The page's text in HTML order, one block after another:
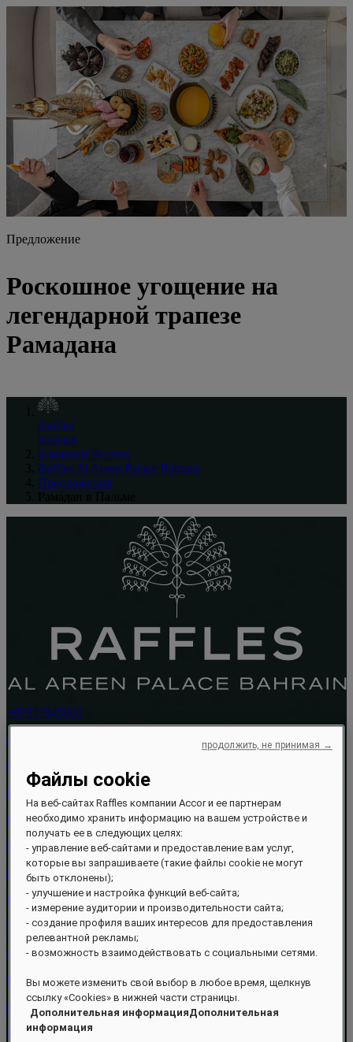
Предложение
Роскошное угощение на
легендарной трапезе
Рамадана
Raffles
Russian
Ближний Восток
Raffles Al Areen Palace Bahrain
Предложения
+97317845000
reservations.bahrain@raffles.com
Raffles Al Areen Palace Bahrain
PO Box 75055
Building 2046
Road 62320
Manama
Bahrain
+97317845000
reservations.bahrain@raffles.com
Raffles Al Areen Palace Bahrain
PO Box 75055
Building 2046
Файлы cookie
На веб-сайтах Raffles компании Accor и ее партнерам
необходимо хранить информацию на вашем устройстве и
получать ее в следующих целях:
- управление веб-сайтами и предоставление вам услуг,
которые вы запрашиваете (такие файлы cookie не могут
быть отклонены);
- улучшение и настройка функций веб-сайта;
- измерение аудитории и производительности сайта;
- создание профиля ваших интересов для предоставления
релевантной рекламы;
- возможность взаимодействовать с социальными сетями.
Вы можете изменить свой выбор в любое время, щелкнув
ссылку «Cookies» в нижней части страницы.
Дополнительная информацияДополнительная
информация
продолжить, не принимая →